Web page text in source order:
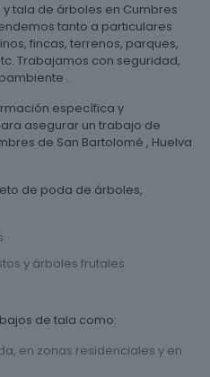
tala de árboles en Cumbres
tanto a particulares
fincas, terrenos, parques,
Trabajamos con seguridad,
.
específica y
asegurar un trabajo de
de San Bartolomé , Huelva
de poda de árboles,
y árboles frutales
de tala como:
en zonas residenciales y en